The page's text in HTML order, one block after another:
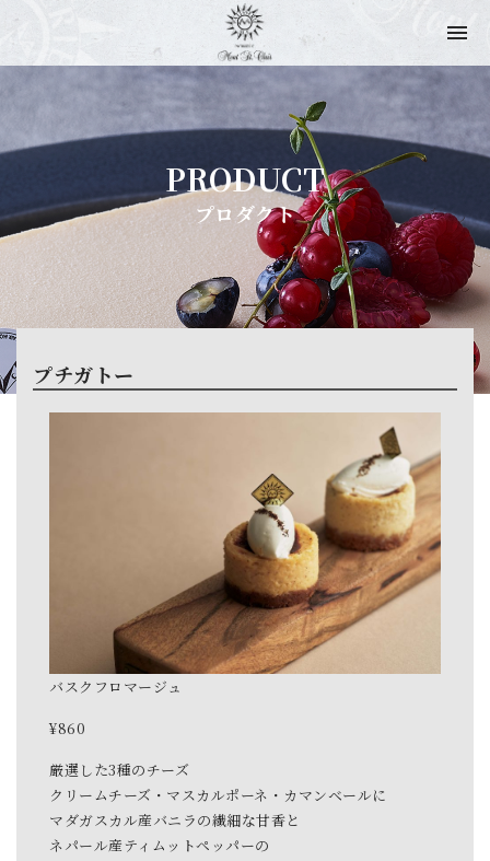
PRODUCT
プロダクト
プチガトー
バスクフロマージュ
¥860
厳選した3種のチーズ
クリームチーズ・マスカルポーネ・カマンベールに
マダガスカル産バニラの繊細な甘香と
ネパール産ティムットペッパーの